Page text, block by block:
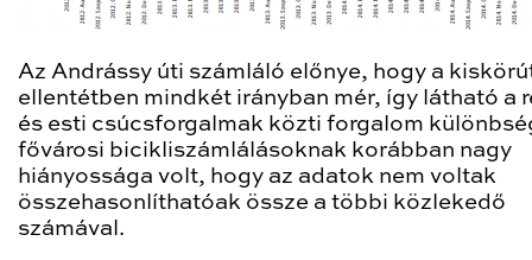
Az Andrássy úti számláló előnye, hogy a
ellentétben mindkét irányban mér, így látható a
és esti csúcsforgalmak közti forgalom
fővárosi bicikliszámlálásoknak korábban nagy
hiányossága volt, hogy az adatok nem voltak
összehasonlíthatóak össze a többi közlekedő
számával.